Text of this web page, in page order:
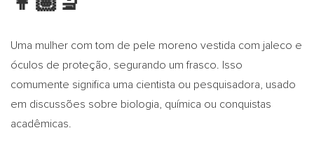
Uma mulher com tom de pele moreno vestida com jaleco e
óculos de proteção, segurando um frasco. Isso
comumente significa uma cientista ou pesquisadora, usado
em discussões sobre biologia, química ou conquistas
acadêmicas.